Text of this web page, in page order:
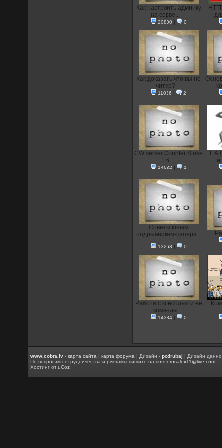
Как настроить админку
на серве...
20800 | 0
Как доказать что вы не
читер?
11036 | 2
CW server Counter Strike
1.6
14632 | 1
Советы юным
подрывникам-сапера...
13263 | 0
Работа с консолью и ее
команды
14384| 0
www.cobra.lv -карта сайта |карта форума | Дизайн -podrubaj | Дизайн
По вопросам сотрудничества и рекламы пишите на почтуrusalex11@live.com
Хостинг отuCoz